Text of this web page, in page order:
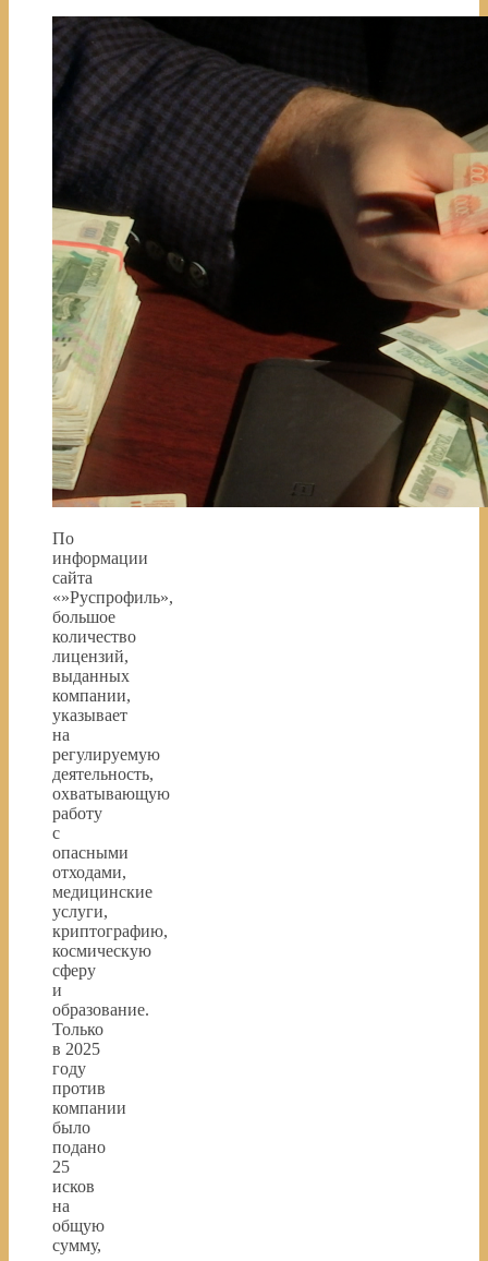
По
информации
сайта
«»Руспрофиль»,
большое
количество
лицензий,
выданных
компании,
указывает
на
регулируемую
деятельность,
охватывающую
работу
с
опасными
отходами,
медицинские
услуги,
криптографию,
космическую
сферу
и
образование.
Только
в 2025
году
против
компании
было
подано
25
исков
на
общую
сумму,